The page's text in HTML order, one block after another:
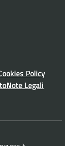
Policy
Note Legali